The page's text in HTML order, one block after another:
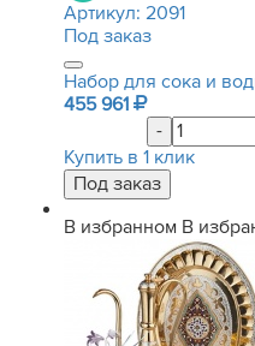
Артикул: 2091
Под заказ
Набор для сока и
455 961
-
Купить в 1 клик
В избранном В